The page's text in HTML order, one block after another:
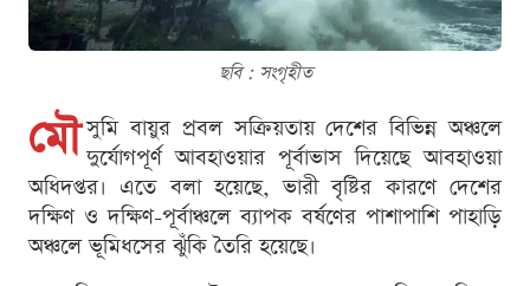
ছবি : সংগৃহীত
মৌ সুমি বায়ুর প্রবল সক্রিয়তায় দেশের বিভিন্ন অঞ্চলে
দুর্যোগপূর্ণ আবহাওয়ার পূর্বাভাস দিয়েছে আবহাওয়া
অধিদপ্তর। এতে বলা হয়েছে, ভারী বৃষ্টির কারণে দেশের
দক্ষিণ ও দক্ষিণ-পূর্বাঞ্চলে ব্যাপক বর্ষণের পাশাপাশি পাহাড়ি
অঞ্চলে ভূমিধসের ঝুঁকি তৈরি হয়েছে।